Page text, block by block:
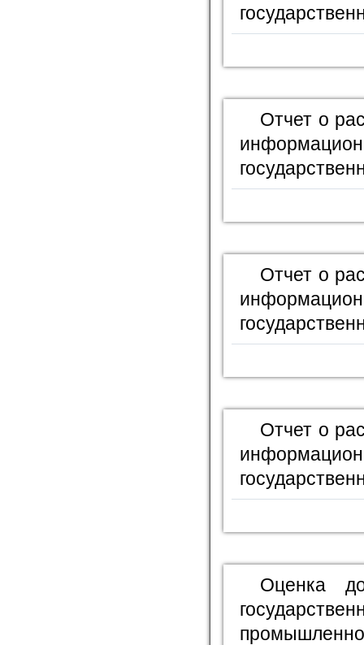
Отчет о
Отчет о
Отчет о
Оценка